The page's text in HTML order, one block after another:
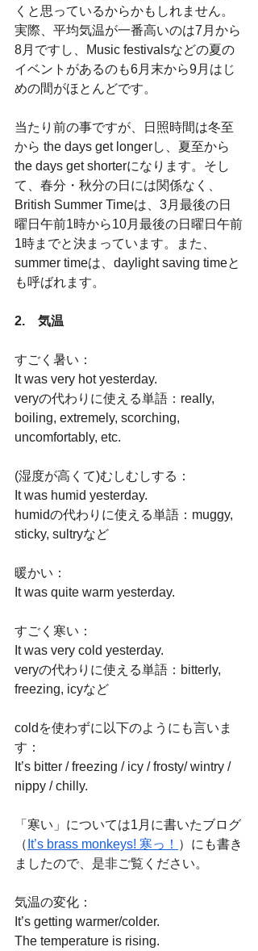
くと思っているからかもしれません。
実際、平均気温が一番高いのは7月から
8月ですし、Music festivalsなどの夏の
イベントがあるのも6月末から9月はじ
めの間がほとんどです。
当たり前の事ですが、日照時間は冬至
から the days get longerし、夏至から
the days get shorterになります。そし
て、春分・秋分の日には関係なく、
British Summer Timeは、3月最後の日
曜日午前1時から10月最後の日曜日午前
1時までと決まっています。また、
summer timeは、daylight saving timeと
も呼ばれます。
2.　気温
すごく暑い：
It was very hot yesterday.
veryの代わりに使える単語：really,
boiling, extremely, scorching,
uncomfortably, etc.
(湿度が高くて)むしむしする：
It was humid yesterday.
humidの代わりに使える単語：muggy,
sticky, sultryなど
暖かい：
It was quite warm yesterday.
すごく寒い：
It was very cold yesterday.
veryの代わりに使える単語：bitterly,
freezing, icyなど
coldを使わずに以下のようにも言いま
す：
It’s bitter / freezing / icy / frosty/ wintry /
nippy / chilly.
「寒い」については1月に書いたブログ
（ It’s brass monkeys! 寒っ！ ）にも書き
ましたので、是非ご覧ください。
気温の変化：
It’s getting warmer/colder.
The temperature is rising.